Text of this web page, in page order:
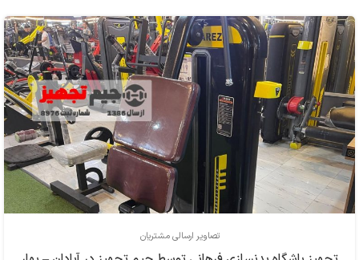
تصاویر ارسالی مشتریان